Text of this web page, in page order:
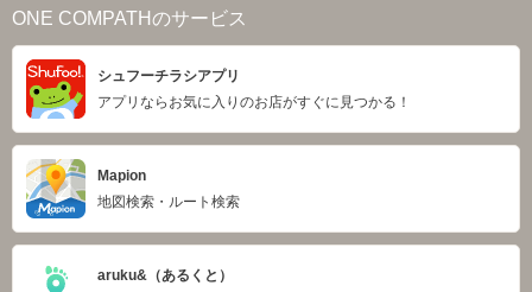
ONE COMPATHのサービス
シュフーチラシアプリ
アプリならお気に入りのお店がすぐに見つかる！
Mapion
地図検索・ルート検索
aruku&（あるくと）